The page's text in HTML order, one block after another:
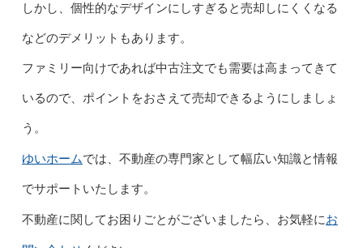
しかし、個性的なデザインにしすぎると売却しにくくなる
などのデメリットもあります。
ファミリー向けであれば中古注文でも需要は高まってきて
いるので、ポイントをおさえて売却できるようにしましょ
う。
ゆいホームでは、不動産の専門家として幅広い知識と情報
でサポートいたします。
不動産に関してお困りごとがございましたら、お気軽にお